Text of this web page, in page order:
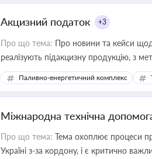
Акцизний податок +3
Про що тема: Про новини та кейси
реалізують підакцизну продукцію, з
Паливно-енергетичний комплекс
Міжнародна технічна
Про що тема: Тема охоплює процеси
Україні з-за кордону, і є критично